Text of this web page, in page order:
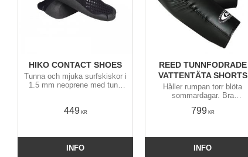
HIKO CONTACT SHOES
Tunna och mjuka surfskiskor i
1.5 mm neoprene med tunn
botten av surfskin / kajaken.
449KR
INFO
REED TUNNFODRADE
VATTENTÄTA SHORTS
Håller rumpan torr blöta
sommardagar. Bra
höfter och höga i ryggen.
799KR
INFO